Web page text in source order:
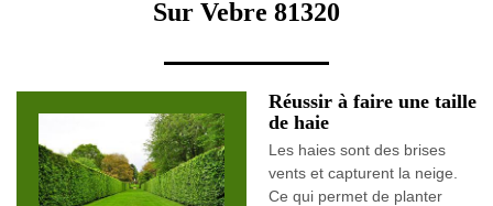
Sur Vebre 81320
Réussir à faire une taille
de haie
Les haies sont des brises
vents et capturent la neige.
Ce qui permet de planter